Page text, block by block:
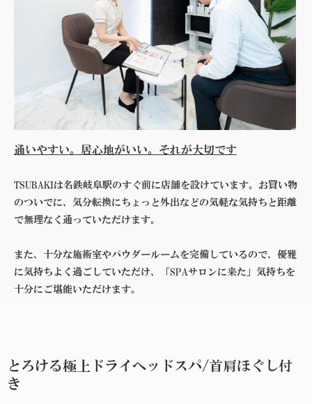
通いやすい。居心地がいい。それが大切です
TSUBAKIは名鉄岐阜駅のすぐ前に店舗を設けています。お買い物
のついでに、気分転換にちょっと外出などの気軽な気持ちと距離
で無理なく通っていただけます。
また、十分な施術室やパウダールームを完備しているので、優雅
に気持ちよく過ごしていただけ、「SPAサロンに来た」気持ちを
十分にご堪能いただけます。
とろける極上ドライヘッドスパ/首肩ほぐし付
き